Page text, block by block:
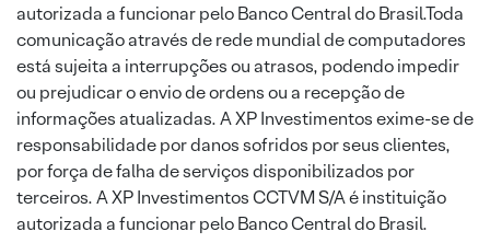
autorizada a funcionar pelo Banco Central do Brasil.Toda
comunicação através de rede mundial de computadores
está sujeita a interrupções ou atrasos, podendo impedir
ou prejudicar o envio de ordens ou a recepção de
informações atualizadas. A XP Investimentos exime-se de
responsabilidade por danos sofridos por seus clientes,
por força de falha de serviços disponibilizados por
terceiros. A XP Investimentos CCTVM S/A é instituição
autorizada a funcionar pelo Banco Central do Brasil.